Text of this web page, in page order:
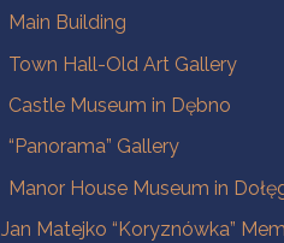
Main Building
Town Hall-Old Art Gallery
Castle Museum in Dębno
“Panorama” Gallery
Manor House Museum in
Jan Matejko “Koryznówka”